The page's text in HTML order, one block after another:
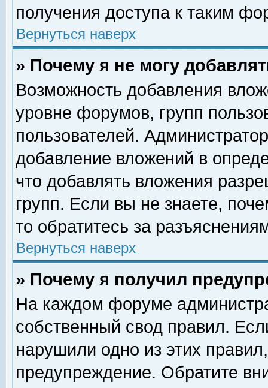
получения доступа к таким
Вернуться наверх
» Почему я не могу
Возможность добавления
уровне форумов, групп
пользователей.
добавление вложений в
что добавлять вложения
групп. Если вы не знаете,
то обратитесь за
Вернуться наверх
» Почему я получил
На каждом форуме
собственный свод правил.
нарушили одно из этих
предупреждение. Обратите